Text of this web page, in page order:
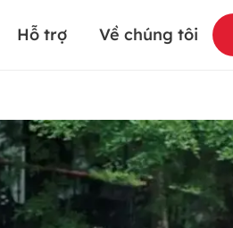
Hỗ trợ Về chúng tôi